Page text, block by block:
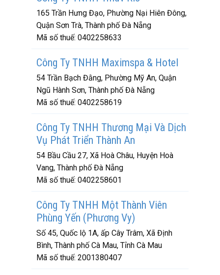
165 Trần Hưng Đạo, Phường Nại Hiên Đông,
Quận Sơn Trà, Thành phố Đà Nẵng
Mã số thuế: 0402258633
Công Ty TNHH Maximspa & Hotel
54 Trần Bạch Đằng, Phường Mỹ An, Quận
Ngũ Hành Sơn, Thành phố Đà Nẵng
Mã số thuế: 0402258619
Công Ty TNHH Thương Mại Và Dịch
Vụ Phát Triển Thành An
54 Bầu Cầu 27, Xã Hoà Châu, Huyện Hoà
Vang, Thành phố Đà Nẵng
Mã số thuế: 0402258601
Công Ty TNHH Một Thành Viên
Phùng Yến (Phương Vy)
Số 45, Quốc lộ 1A, ấp Cây Trâm, Xã Định
Bình, Thành phố Cà Mau, Tỉnh Cà Mau
Mã số thuế: 2001380407